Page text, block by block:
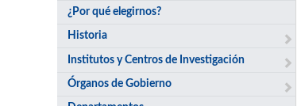
¿Por qué elegirnos?
Historia
Institutos y Centros de Investigación
Órganos de Gobierno